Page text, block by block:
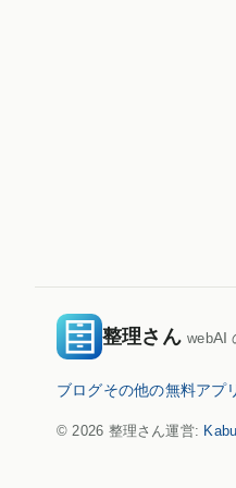
整理さんwebAI
ブログその他の無料アプ
© 2026 整理さん運営: